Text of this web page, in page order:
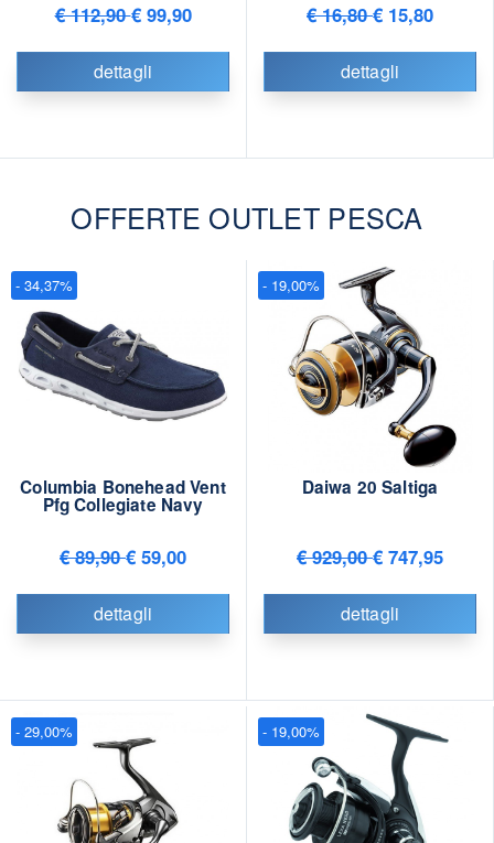
€ 112,90€ 99,90
dettagli
€ 16,80€ 15,80
dettagli
OFFERTE OUTLET PESCA
Columbia Bonehead Vent
Pfg Collegiate Navy
€ 89,90€ 59,00
dettagli
- 34,37%
Daiwa 20 Saltiga
€ 929,00€ 747,95
dettagli
- 19,00%
- 29,00% - 19,00%